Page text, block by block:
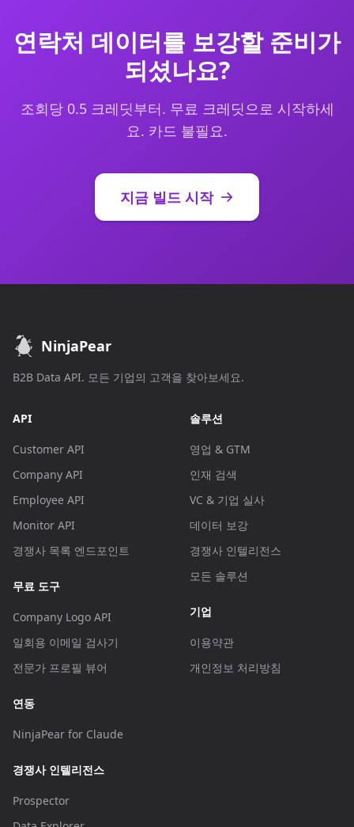
연락처 데이터를 보강할 준비가
되셨나요?
조회당 0.5 크레딧부터. 무료 크레딧으로 시작하세
요. 카드 불필요.
지금 빌드 시작
NinjaPear
B2B Data API. 모든 기업의 고객을 찾아보세요.
API
Customer API
Company API
Employee API
Monitor API
경쟁사 목록 엔드포인트
무료 도구
Company Logo API
일회용 이메일 검사기
전문가 프로필 뷰어
연동
NinjaPear for Claude
경쟁사 인텔리전스
Prospector
솔루션
영업 & GTM
인재 검색
VC & 기업 실사
데이터 보강
경쟁사 인텔리전스
모든 솔루션
기업
이용약관
개인정보 처리방침